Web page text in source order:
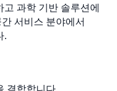
과학 기반 솔루션에
서비스 분야에서
.
결합합니다.